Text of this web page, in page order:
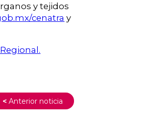
y tejidos
cenatra y
< Anterior noticia